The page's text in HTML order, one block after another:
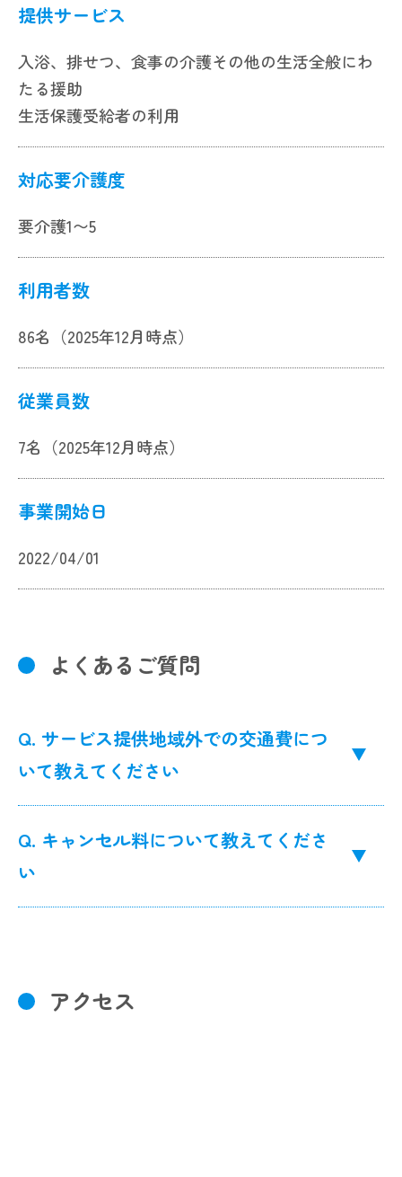
提供サービス
入浴、排せつ、食事の介護その他の生活全般にわ
たる援助
生活保護受給者の利用
対応要介護度
要介護1〜5
利用者数
86名（2025年12月時点）
従業員数
7名（2025年12月時点）
事業開始日
2022/04/01
よくあるご質問
Q. サービス提供地域外での交通費につ
いて教えてください
Q. キャンセル料について教えてくださ
い
アクセス